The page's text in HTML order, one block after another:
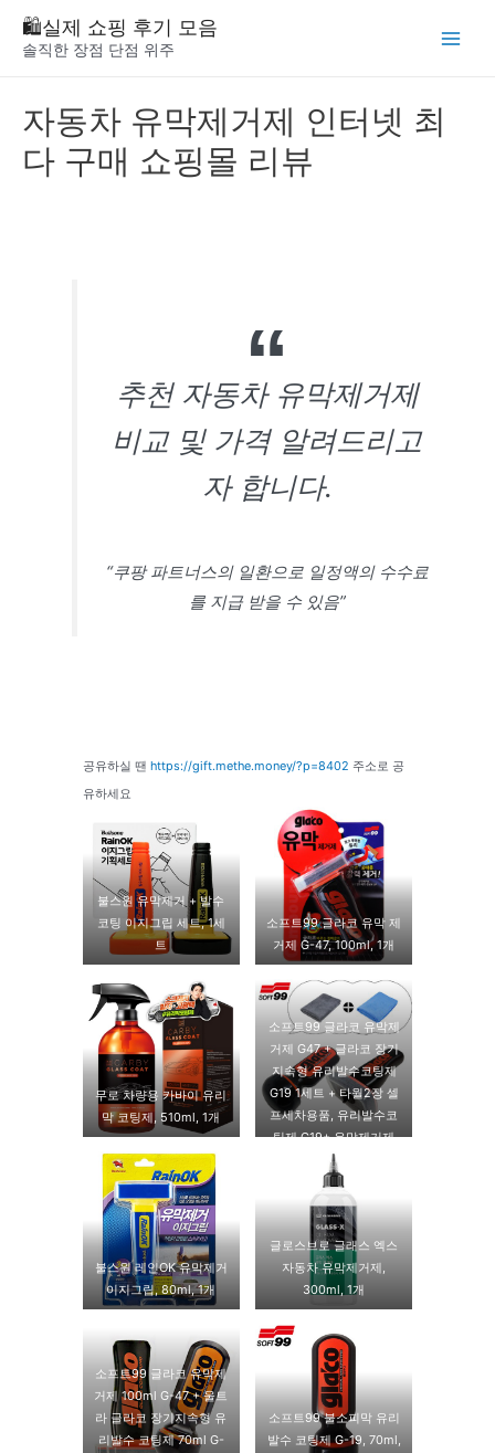
🛍️실제 쇼핑 후기 모음
솔직한 장점 단점 위주
자동차 유막제거제 인터넷 최
다 구매 쇼핑몰 리뷰
추천 자동차 유막제거제
비교 및 가격 알려드리고
자 합니다.
“쿠팡 파트너스의 일환으로 일정액의 수수료
를 지급 받을 수 있음”
공유하실 땐 https://gift.methe.money/?p=8402 주소로 공
유하세요
불스원 유막제거 + 발수
코팅 이지그립 세트, 1세
트
소프트99 글라코 유막 제
거제 G-47, 100ml, 1개
무로 차량용 카바이 유리
막 코팅제, 510ml, 1개
소프트99 글라코 유막제
거제 G47 + 글라코 장기
지속형 유리발수코팅제
G19 1세트 + 타월2장 셀
프세차용품, 유리발수코
팅제 G19+ 유막제거제
G47 + 타월2장
불스원 레인OK 유막제거
이지그립, 80ml, 1개
글로스브로 글래스 엑스
자동차 유막제거제,
300ml, 1개
소프트99 글라코 유막제
거제 100ml G-47 + 울트
라 글라코 장기지속형 유
리발수 코팅제 70ml G-
소프트99 불소피막 유리
발수 코팅제 G-19, 70ml,